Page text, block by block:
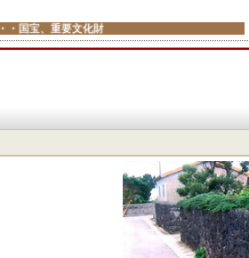
・・国宝、重要文化財